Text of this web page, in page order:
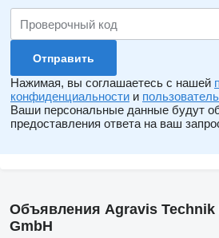
Нажимая, вы соглашаетесь с нашей
конфиденциальности и
Ваши персональные данные будут
предоставления ответа на ваш
Объявления Agravis Technik
GmbH